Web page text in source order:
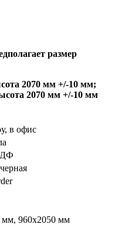
размер
2070 мм +/-10 мм;
2070 мм +/-10 мм
в офис
мм, 960х2050 мм